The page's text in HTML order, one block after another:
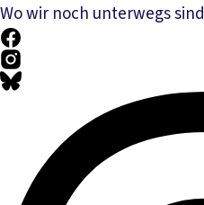
Wo wir noch unterwegs sind